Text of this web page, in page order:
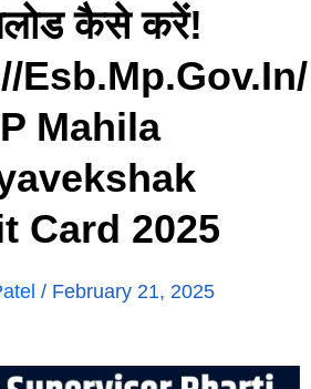
कैसे करें!
esb.mp.gov.in/
Mahila
Card 2025
/ February 21, 2025